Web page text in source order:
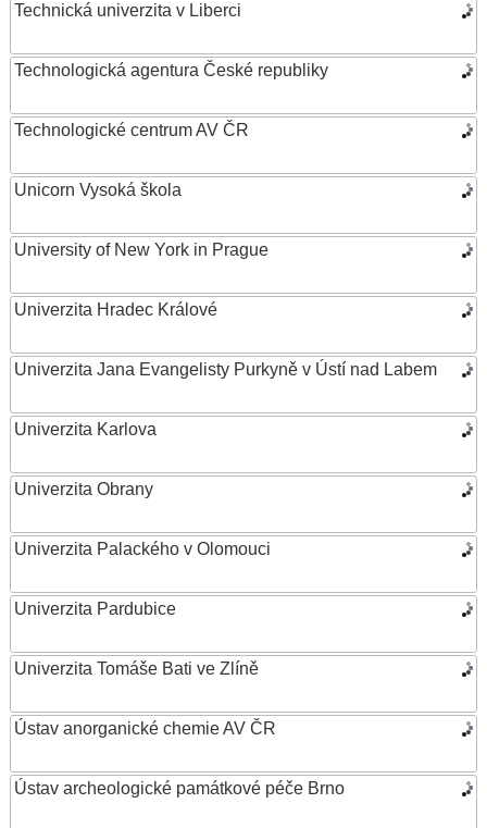
Technická univerzita v Liberci
Technologická agentura České republiky
Technologické centrum AV ČR
Unicorn Vysoká škola
University of New York in Prague
Univerzita Hradec Králové
Univerzita Jana Evangelisty Purkyně v Ústí nad Labem
Univerzita Karlova
Univerzita Obrany
Univerzita Palackého v Olomouci
Univerzita Pardubice
Univerzita Tomáše Bati ve Zlíně
Ústav anorganické chemie AV ČR
Ústav archeologické památkové péče Brno